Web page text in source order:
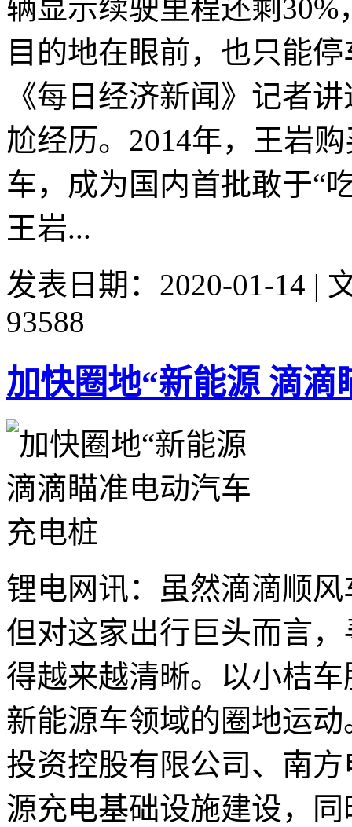
辆显示续驶里程还剩
目的地在眼前，也只能
《每日经济新闻》记者
尬经历。2014年，王岩
车，成为国内首批敢于“
王岩...
发表日期：2020-01-14 |
93588
加快圈地“新能源 滴
锂电网讯：虽然滴滴顺
但对这家出行巨头而言
得越来越清晰。以小桔
新能源车领域的圈地运
投资控股有限公司、南
源充电基础设施建设，